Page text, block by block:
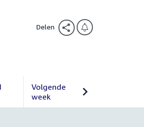
Delen
Volgende
week
Volgende